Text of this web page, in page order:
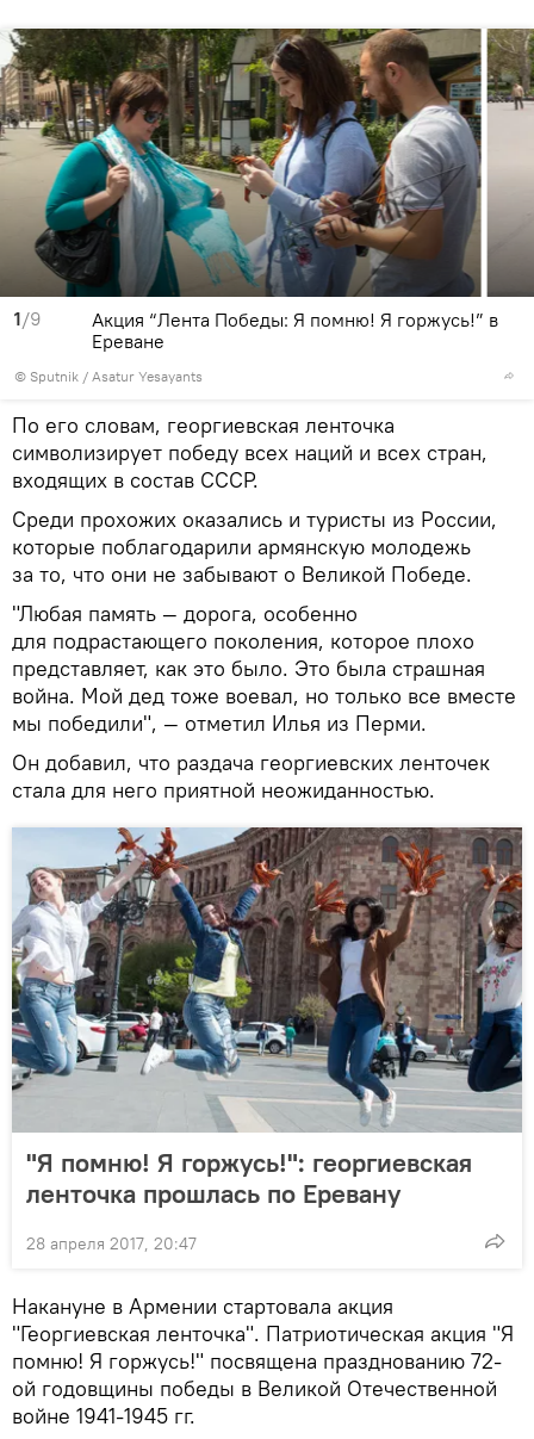
1/9
© Sputnik / Asatur Yesayants
Акция “Лента Победы: Я помню! Я горжусь!” в
Ереване
По его словам, георгиевская ленточка
символизирует победу всех наций и всех стран,
входящих в состав СССР.
Среди прохожих оказались и туристы из России,
которые поблагодарили армянскую молодежь
за то, что они не забывают о Великой Победе.
"Любая память — дорога, особенно
для подрастающего поколения, которое плохо
представляет, как это было. Это была страшная
война. Мой дед тоже воевал, но только все вместе
мы победили", — отметил Илья из Перми.
Он добавил, что раздача георгиевских ленточек
стала для него приятной неожиданностью.
"Я помню! Я горжусь!": георгиевская
ленточка прошлась по Еревану
28 апреля 2017, 20:47
Накануне в Армении стартовала акция
"Георгиевская ленточка". Патриотическая акция "Я
помню! Я горжусь!" посвящена празднованию 72-
ой годовщины победы в Великой Отечественной
войне 1941-1945 гг.